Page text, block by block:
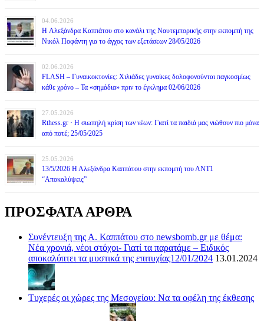
04.06.2026
H Αλεξάνδρα Καππάτου στο κανάλι της Ναυτεμπορικής στην εκπομπή της
Νικόλ Ποφάντη για το άγχος των εξετάσεων 28/05/2026
02.06.2026
FLASH – Γυναικοκτονίες: Χιλιάδες γυναίκες δολοφονούνται παγκοσμίως
κάθε χρόνο – Τα «σημάδια» πριν το έγκλημα 02/06/2026
27.05.2026
Rthess.gr · Η σιωπηλή κρίση των νέων: Γιατί τα παιδιά μας νιώθουν πιο μόνα
από ποτέ; 25/05/2025
25.05.2026
13/5/2026 Η Αλεξάνδρα Καππάτου στην εκπομπή του ΑΝΤ1
“Αποκαλύψεις”
ΠΡΟΣΦΑΤΑ ΑΡΘΡΑ
Συνέντευξη της Α. Καππάτου στο newsbomb.gr με θέμα:
Νέα χρονιά, νέοι στόχοι- Γιατί τα παρατάμε – Ειδικός
αποκαλύπτει τα μυστικά της επιτυχίας12/01/2024 13.01.2024
Τυχερές οι χώρες της Μεσογείου: Να τα οφέλη της έκθεσης